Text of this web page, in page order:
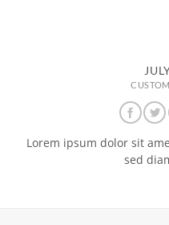
Lorem ipsum dolor sit
sed